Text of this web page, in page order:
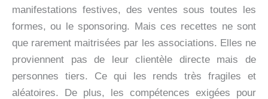
manifestations festives, des ventes sous toutes les
formes, ou le sponsoring. Mais ces recettes ne sont
que rarement maitrisées par les associations. Elles ne
proviennent pas de leur clientèle directe mais de
personnes tiers. Ce qui les rends très fragiles et
aléatoires. De plus, les compétences exigées pour